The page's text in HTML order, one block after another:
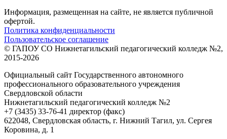
Информация, размещенная на сайте, не является публичной
офертой.
Политика конфиденциальности
Пользовательское соглашение
© ГАПОУ СО Нижнетагильский педагогический колледж №2,
2015-2026
Официальный сайт Государственного автономного
профессионального образовательного учреждения
Свердловской области
Нижнетагильский педагогический колледж №2
+7 (3435) 33-76-41 директор (факс)
622048, Свердловская область, г. Нижний Тагил, ул. Сергея
Коровина, д. 1